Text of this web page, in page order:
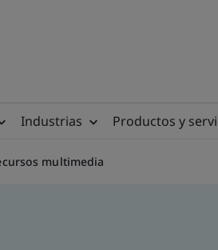
Industrias Productos y
multimedia